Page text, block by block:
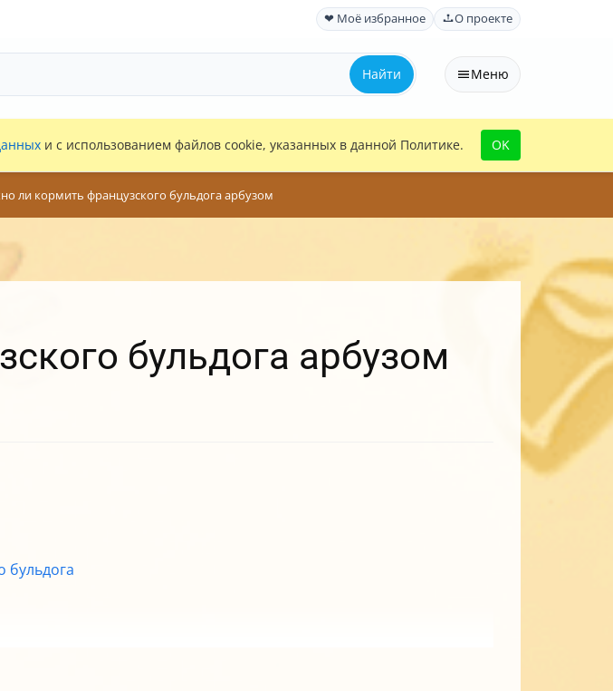
❤ Моё избранное О проекте
Найти Меню
и с использованием файлов cookie, указанных в данной Политике. OK
ли кормить французского бульдога арбузом
бульдога арбузом
бульдога